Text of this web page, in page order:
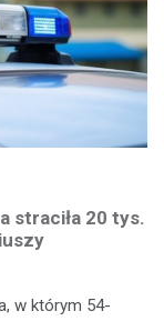
straciła 20 tys.
w którym 54-